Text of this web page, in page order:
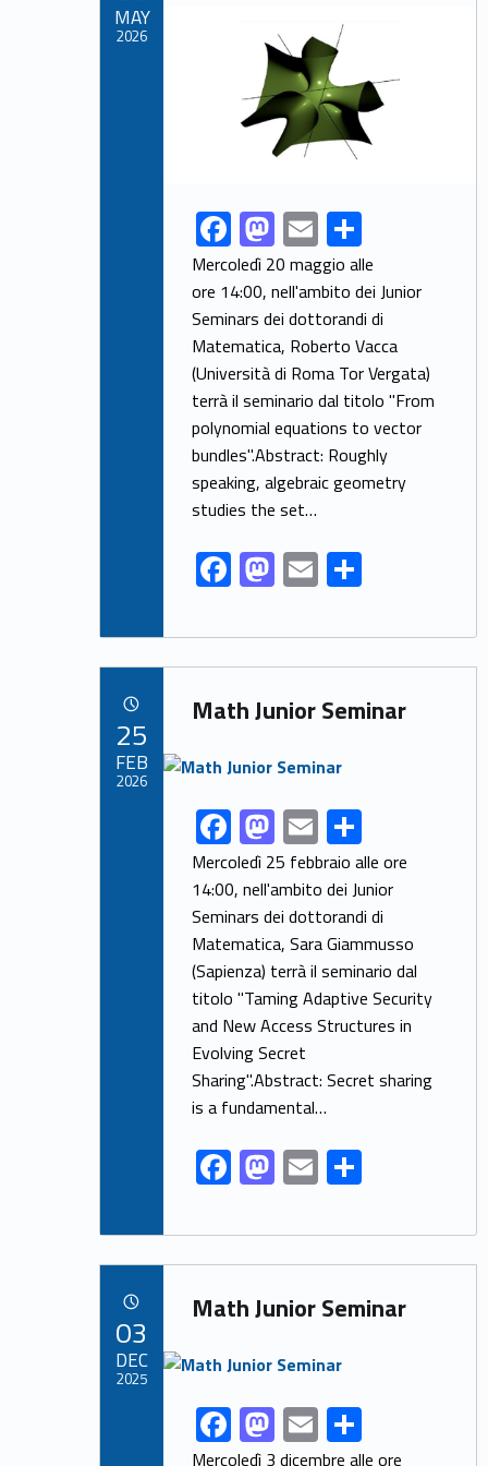
Link identifier share facebook archive #share-link-archive-80606F
ac
e
b
o
o
k
M
as
to
d
o
n
E
m
ai
l
S
h
ar
e
Mercoledì 20 maggio alle
ore 14:00, nell'ambito dei Junior
Seminars dei dottorandi di
Matematica, Roberto Vacca
(Università di Roma Tor Vergata)
terrà il seminario dal titolo "From
polynomial equations to vector
bundles".Abstract: Roughly
speaking, algebraic geometry
studies the set…
F
ac
e
b
o
k
M
as
to
d
o
E
m
ai
l
S
ar
e
MAY
2026
Link identifier archive #link-archive-54372
Math Junior Seminar
Link identifier archive #link-archive-thumb-soap-89891
Link identifier share facebook archive #share-link-archive-85064F
ac
e
b
o
o
k
M
as
to
d
o
n
E
m
ai
l
S
h
ar
e
Mercoledì 25 febbraio alle ore
14:00, nell'ambito dei Junior
Seminars dei dottorandi di
Matematica, Sara Giammusso
(Sapienza) terrà il seminario dal
titolo "Taming Adaptive Security
and New Access Structures in
Evolving Secret
Sharing".Abstract: Secret sharing
is a fundamental…
F
ac
e
b
o
k
M
as
to
d
o
E
m
ai
l
S
ar
e
25
FEB
2026
Link identifier archive #link-archive-58770
Math Junior Seminar
Link identifier archive #link-archive-thumb-soap-29840
Link identifier share facebook archive #share-link-archive-25720F M E S
Mercoledì 3 dicembre alle ore
03
DEC
2025